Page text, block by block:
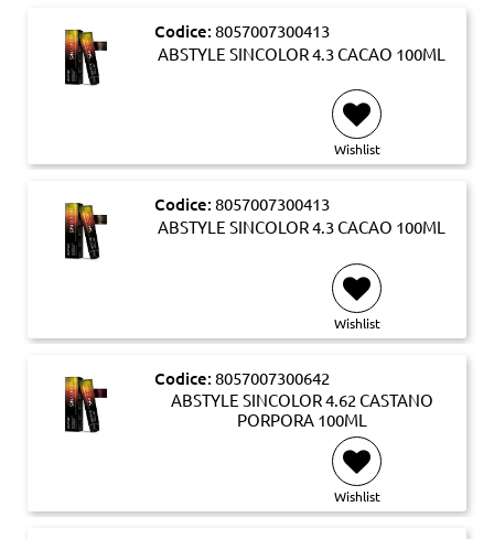
Codice: 8057007300413
ABSTYLE SINCOLOR 4.3 CACAO 100ML
Wishlist
Codice: 8057007300413
ABSTYLE SINCOLOR 4.3 CACAO 100ML
Wishlist
Codice: 8057007300642
ABSTYLE SINCOLOR 4.62 CASTANO
PORPORA 100ML
Wishlist